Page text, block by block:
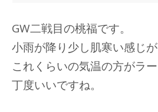
GW二戦目の桃福です。
小雨が降り少し肌寒い感じが
これくらいの気温の方がラ
丁度いいですね。